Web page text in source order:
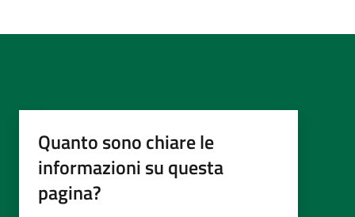
Quanto sono chiare le
informazioni su questa
pagina?